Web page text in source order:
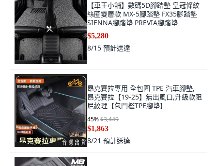
【車王小舖】數碼5D腳踏墊 皇冠條紋
絲圈雙層款 MX-5腳踏墊 FX35腳踏墊
SIENNA腳踏墊 PREVIA腳踏墊
$5,280
8/15 預計送達
昂克賽拉專用 全包圍 TPE 汽車腳墊,
昂克賽拉【19-25】無出風口,升級款阻
尼紋理【包門檻TPE腳墊】
45%$3,449
$1,863
8/21 預計送達